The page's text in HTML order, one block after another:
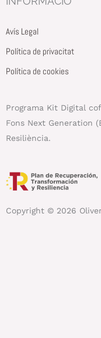
Avís Legal
Política de privacitat
Política de cookies
Programa Kit Digital
Fons Next Generation
Resiliència.
Copyright © 2026